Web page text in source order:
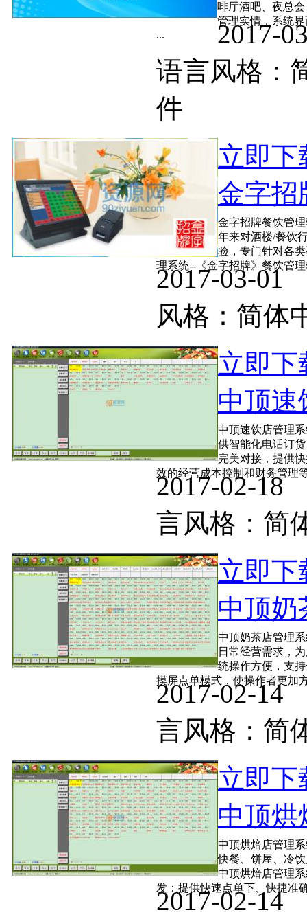
啡厅酒吧、夜总
管理实情，系统
...
语言风格
件
立即下
金字招
金字招牌餐饮管
年来对酒楼/餐饮
验，专门针对各
理系统--《金字招牌》餐饮管
2017-03-
风格：简
立即下
中顶速
中顶速饮店管理
供智能化电话订
完美对接，提供
效的经营成本控制和财务管理
2017-02-
言风格：
立即下
中顶奶
中顶奶茶店管理
日常经营需求，
统操作方便，支
摸屏点单模式，使操作者更加
2017-02-
言风格：
立即下
中顶烘
中顶烘焙店管理
快餐、饼屋、冷
中顶烘焙店管理
发：提供快速点单下、快捷准
2017-02-